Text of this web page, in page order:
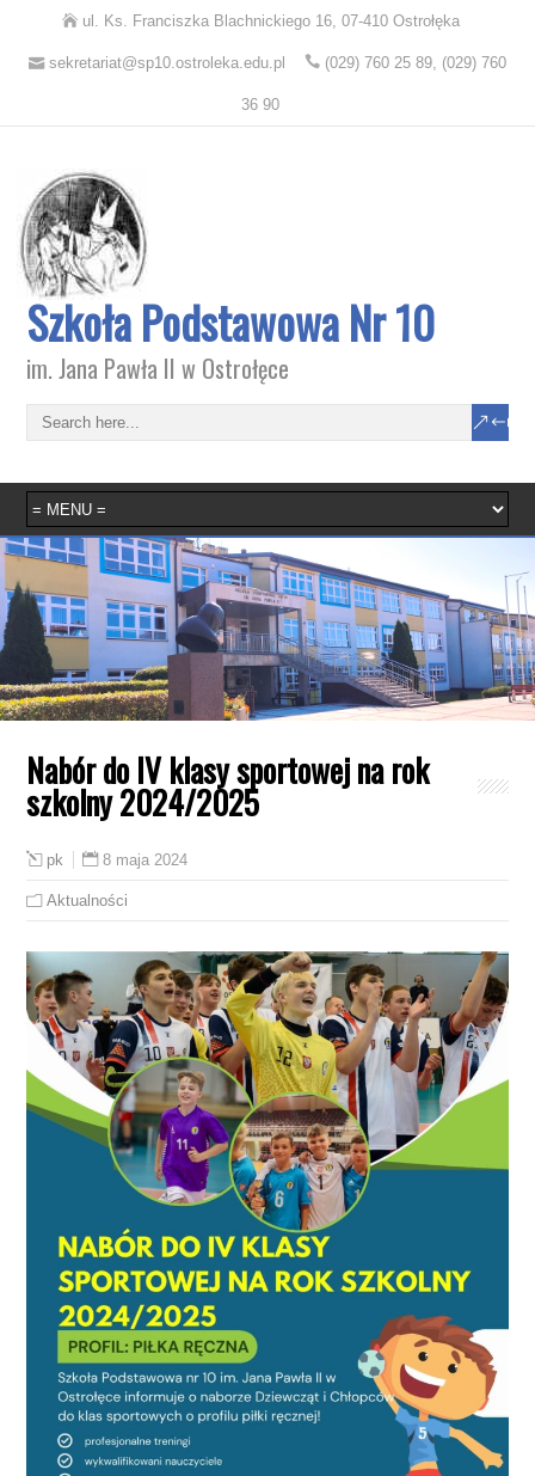
ul. Ks. Franciszka Blachnickiego 16, 07-410 Ostrołęka
sekretariat@sp10.ostroleka.edu.pl (029) 760 25 89, (029) 760
36 90
Szkoła Podstawowa Nr 10
im. Jana Pawła II w Ostrołęce
Nabór do IV klasy sportowej na rok
szkolny 2024/2025
pk 8 maja 2024
Aktualności